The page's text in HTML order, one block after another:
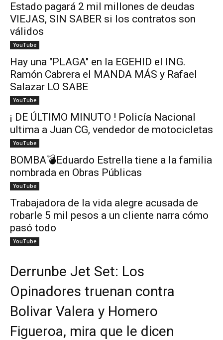
Estado pagará 2 mil millones de deudas
VIEJAS, SIN SABER si los contratos son
válidos
YouTube
Hay una "PLAGA" en la EGEHID el ING.
Ramón Cabrera el MANDA MÁS y Rafael
Salazar LO SABE
YouTube
¡ DE ÚLTIMO MINUTO ! Policía Nacional
ultima a Juan CG, vendedor de motocicletas
YouTube
BOMBA💣Eduardo Estrella tiene a la familia
nombrada en Obras Públicas
YouTube
Trabajadora de la vida alegre acusada de
robarle 5 mil pesos a un cliente narra cómo
pasó todo
YouTube
Derrunbe Jet Set: Los
Opinadores truenan contra
Bolivar Valera y Homero
Figueroa, mira que le dicen